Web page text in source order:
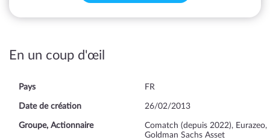
En un coup d'œil
Pays FR
Date de création 26/02/2013
Groupe, Actionnaire
Comatch (depuis 2022), Eurazeo,
Goldman Sachs Asset